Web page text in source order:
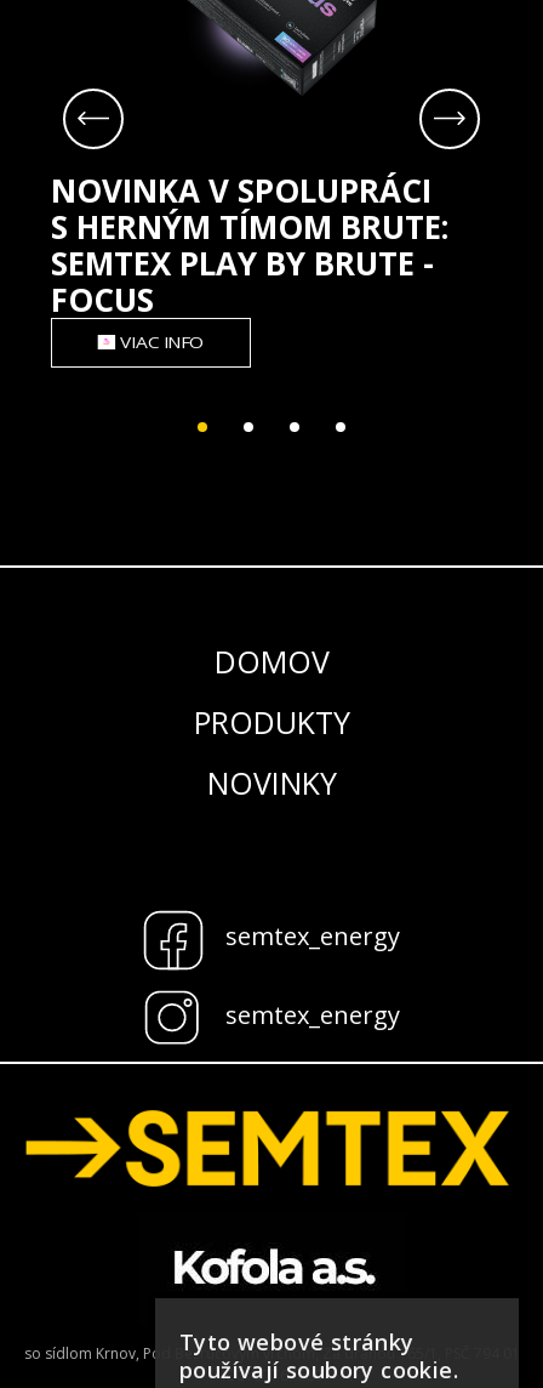
NOVINKA V SPOLUPRÁCI
S HERNÝM TÍMOM BRUTE:
SEMTEX PLAY BY BRUTE -
VIAC INFO
DOMOV
PRODUKTY
NOVINKY
semtex_energy
semtex_energy
so sídlom Krnov, Pod Bezručovým vrchom, Za drahou 165/1, PSČ 794 01
IČO: 27767680
Tyto webové stránky
používají soubory cookie.